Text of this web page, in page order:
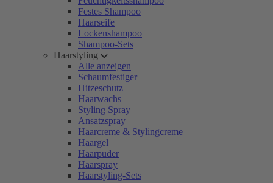
Festes Shampoo
Haarseife
Lockenshampoo
Shampoo-Sets
Haarstyling
Alle anzeigen
Schaumfestiger
Hitzeschutz
Haarwachs
Styling Spray
Ansatzspray
Haarcreme & Stylingcreme
Haargel
Haarpuder
Haarspray
Haarstyling-Sets